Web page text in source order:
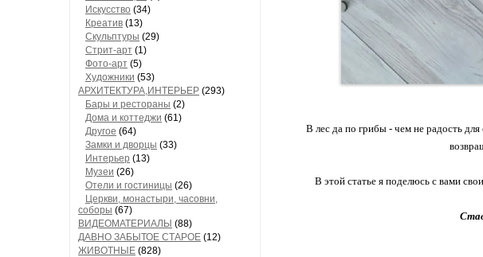
Искусство (34)
Креатив (13)
Скульптуры (29)
Стрит-арт (1)
Фото-арт (5)
Художники (53)
АРХИТЕКТУРА,ИНТЕРЬЕР (293)
Бары и рестораны (2)
Дома и коттеджи (61)
Другое (64)
Замки и дворцы (33)
Интерьер (13)
Музеи (26)
Отели и гостиницы (26)
Церкви, монастыри, часовни,
соборы (67)
ВИДЕОМАТЕРИАЛЫ (88)
ДАВНО ЗАБЫТОЕ СТАРОЕ (12)
ЖИВОТНЫЕ (828)
В лес да по грибы - чем не радость
В этой статье я поделюсь с вами